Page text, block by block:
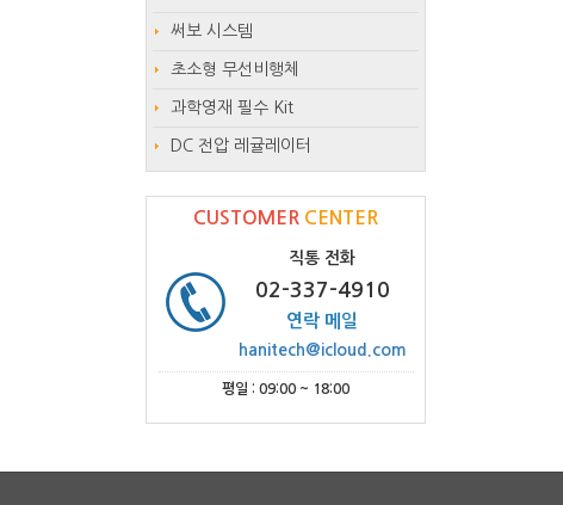
써보 시스템
초소형 무선비행체
과학영재 필수 Kit
DC 전압 레귤레이터
CUSTOMER CENTER
직통 전화
02-337-4910
연락 메일
hanitech@icloud.com
평일 : 09:00 ~ 18:00